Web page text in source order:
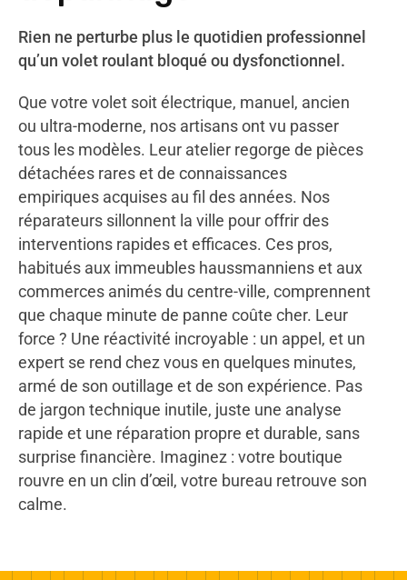
Rien ne perturbe plus le quotidien professionnel
qu’un volet roulant bloqué ou dysfonctionnel.
Que votre volet soit électrique, manuel, ancien
ou ultra-moderne, nos artisans ont vu passer
tous les modèles. Leur atelier regorge de pièces
détachées rares et de connaissances
empiriques acquises au fil des années. Nos
réparateurs sillonnent la ville pour offrir des
interventions rapides et efficaces. Ces pros,
habitués aux immeubles haussmanniens et aux
commerces animés du centre-ville, comprennent
que chaque minute de panne coûte cher. Leur
force ? Une réactivité incroyable : un appel, et un
expert se rend chez vous en quelques minutes,
armé de son outillage et de son expérience. Pas
de jargon technique inutile, juste une analyse
rapide et une réparation propre et durable, sans
surprise financière. Imaginez : votre boutique
rouvre en un clin d’œil, votre bureau retrouve son
calme.